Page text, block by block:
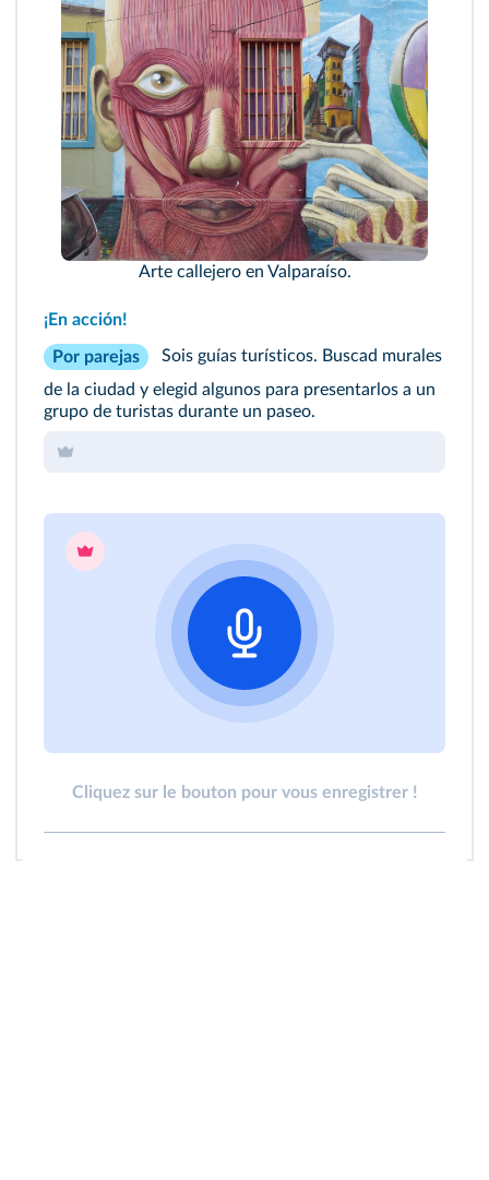
Arte callejero en Valparaíso.
¡En acción!
Por parejas
Sois guías turísticos. Buscad murales
de la ciudad y elegid algunos para presentarlos a un
grupo de turistas durante un paseo.
Cliquez sur le bouton pour vous enregistrer !